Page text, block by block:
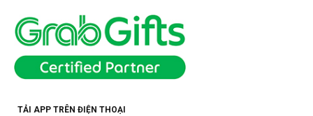
TẢI APP TRÊN ĐIỆN THOẠI